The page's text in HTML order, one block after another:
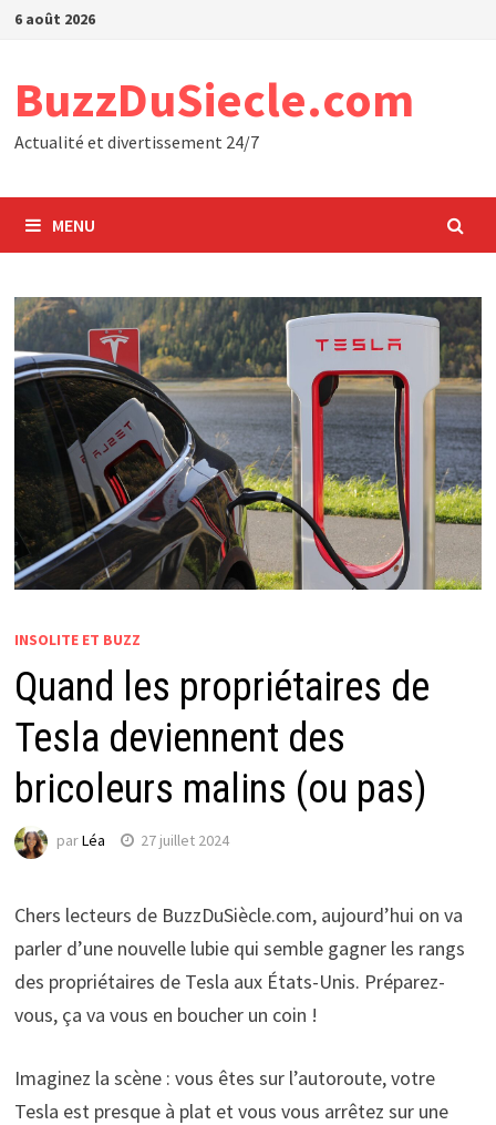
Passer
6 août 2026
BuzzDuSiecle.com
Actualité et divertissement 24/7
MENU
INSOLITE ET BUZZ
Quand les propriétaires de
Tesla deviennent des
bricoleurs malins (ou pas)
parLéa 27 juillet 2024
Chers lecteurs de BuzzDuSiècle.com, aujourd’hui on va
parler d’une nouvelle lubie qui semble gagner les rangs
des propriétaires de Tesla aux États-Unis. Préparez-
vous, ça va vous en boucher un coin !
Imaginez la scène : vous êtes sur l’autoroute, votre
Tesla est presque à plat et vous vous arrêtez sur une